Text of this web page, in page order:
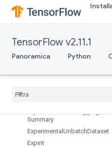
TensorFlow v2.11.1
Panoramica Python
taset
ExperimentalRandomDataset
Experimental
SlidingWindow
Experimental
Summary
Experimental UnbatchDataset
Expint